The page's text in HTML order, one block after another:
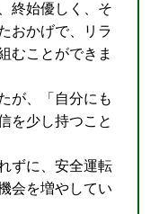
終始優しく、そ
おかげで、リラ
むことができま
が、「自分にも
を少し持つこと
ずに、安全運転
会を増やしてい